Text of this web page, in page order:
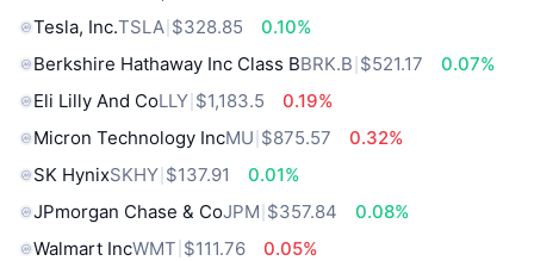
Tesla, Inc.TSLA $328.85
0.10%
Berkshire Hathaway Inc Class BBRK.B $521.17
0.07%
Eli Lilly And CoLLY $1,183.5
0.19%
Micron Technology IncMU $875.57
0.32%
SK HynixSKHY $137.91
0.01%
JPmorgan Chase & CoJPM $357.84
0.08%
Walmart IncWMT $111.76 0.05%